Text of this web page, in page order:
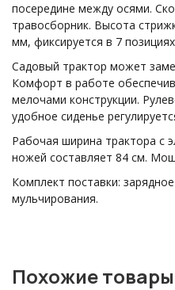
посередине между осями.
травосборник. Высота
мм, фиксируется в 7
Садовый трактор может
Комфорт в работе
мелочами конструкции.
удобное сиденье
Рабочая ширина трактора с
ножей составляет 84 см.
Комплект поставки:
мульчирования.
Похожие товары